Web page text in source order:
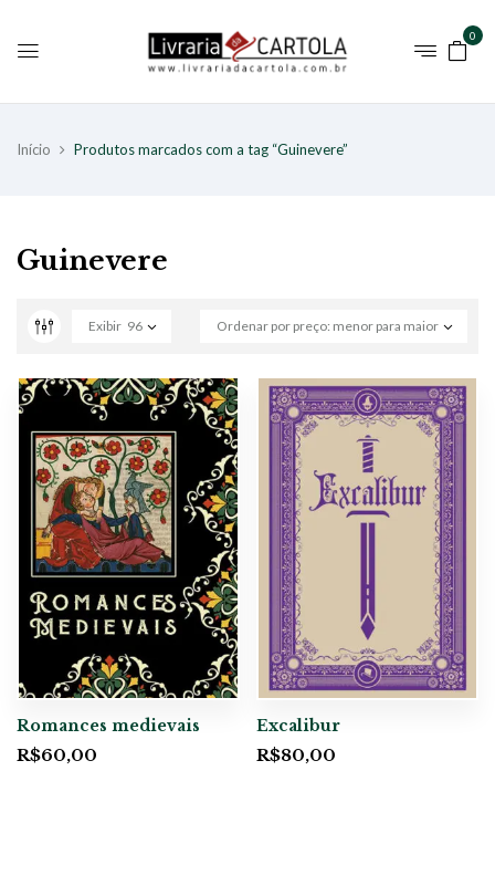
0
Início Produtos marcados com a tag “Guinevere”
Guinevere
Ordenar por preço: menor para maior
Exibir 96
Romances medievais
R$60,00
Excalibur
R$80,00